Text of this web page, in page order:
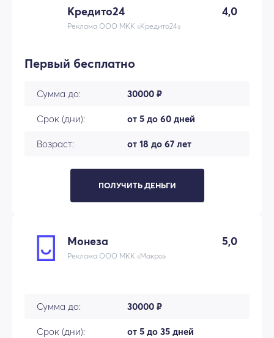
Кредито24 4,0
Реклама ООО МКК «Кредито24»
Первый бесплатно
Сумма до: 30000 ₽
Срок (дни): от 5 до 60 дней
Возраст: от 18 до 67 лет
ПОЛУЧИТЬ ДЕНЬГИ
Монеза 5,0
Реклама ООО МКК «Макро»
Сумма до: 30000 ₽
Срок (дни): от 5 до 35 дней